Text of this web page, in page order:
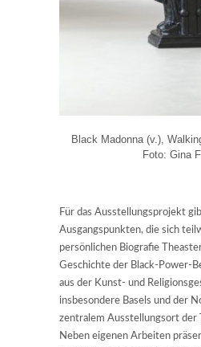
Black Madonna (v.),
Foto: Gina
Für das Ausstellungsprojekt
Ausgangspunkten, die sich
persönlichen Biografie
Geschichte der Black-Power-
aus der Kunst- und
insbesondere Basels und der
zentralem Ausstellungsort der
Neben eigenen Arbeiten